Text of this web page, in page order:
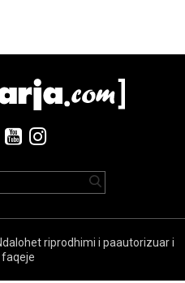
riprodhimi i paautorizuar i
faqeje